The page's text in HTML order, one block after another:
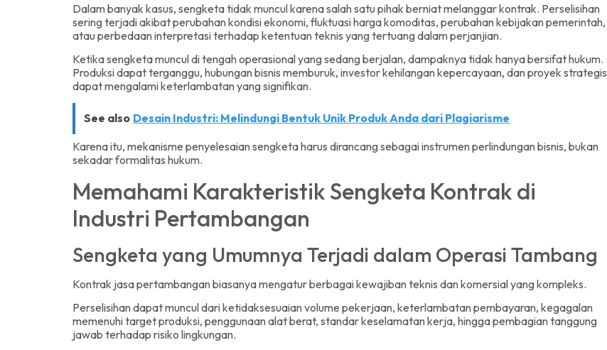
Dalam banyak kasus, sengketa tidak muncul karena salah satu pihak berniat melanggar kontrak. Perselisihan
sering terjadi akibat perubahan kondisi ekonomi, fluktuasi harga komoditas, perubahan kebijakan pemerintah,
atau perbedaan interpretasi terhadap ketentuan teknis yang tertuang dalam perjanjian.
Ketika sengketa muncul di tengah operasional yang sedang berjalan, dampaknya tidak hanya bersifat hukum.
Produksi dapat terganggu, hubungan bisnis memburuk, investor kehilangan kepercayaan, dan proyek strategis
dapat mengalami keterlambatan yang signifikan.
See also Desain Industri: Melindungi Bentuk Unik Produk Anda dari Plagiarisme
Karena itu, mekanisme penyelesaian sengketa harus dirancang sebagai instrumen perlindungan bisnis, bukan
sekadar formalitas hukum.
Memahami Karakteristik Sengketa Kontrak di
Industri Pertambangan
Sengketa yang Umumnya Terjadi dalam Operasi Tambang
Kontrak jasa pertambangan biasanya mengatur berbagai kewajiban teknis dan komersial yang kompleks.
Perselisihan dapat muncul dari ketidaksesuaian volume pekerjaan, keterlambatan pembayaran, kegagalan
memenuhi target produksi, penggunaan alat berat, standar keselamatan kerja, hingga pembagian tanggung
jawab terhadap risiko lingkungan.